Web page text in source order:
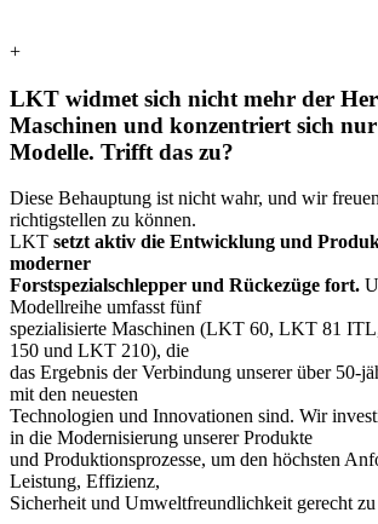
+
LKT widmet sich nicht mehr der
Maschinen und konzentriert sich
Modelle. Trifft das zu?
Diese Behauptung ist nicht wahr, und wir
richtigstellen zu können.
LKT setzt aktiv die Entwicklung und
moderner
Forstspezialschlepper und Rückezüge fort.
Modellreihe umfasst fünf
spezialisierte Maschinen (LKT 60, LKT 81
150 und LKT 210), die
das Ergebnis der Verbindung unserer über 50-
mit den neuesten
Technologien und Innovationen sind. Wir
in die Modernisierung unserer Produkte
und Produktionsprozesse, um den höchsten
Leistung, Effizienz,
Sicherheit und Umweltfreundlichkeit gerecht